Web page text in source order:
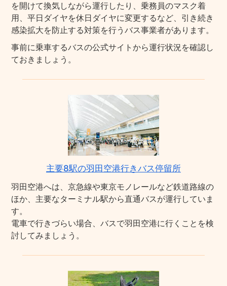
を開けて換気しながら運行したり、乗務員のマスク着
用、平日ダイヤを休日ダイヤに変更するなど、引き続き
感染拡大を防止する対策を行うバス事業者があります。
事前に乗車するバスの公式サイトから運行状況を確認し
ておきましょう。
主要8駅の羽田空港行きバス停留所
羽田空港へは、京急線や東京モノレールなど鉄道路線の
ほか、主要なターミナル駅から直通バスが運行していま
す。
電車で行きづらい場合、バスで羽田空港に行くことを検
討してみましょう。